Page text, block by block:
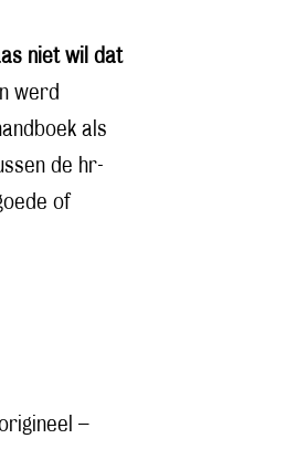
niet wil dat
werd
als
de hr-
of
–